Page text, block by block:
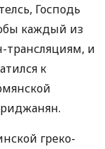
Господь
каждый из
трансляциям, и
к
греко-